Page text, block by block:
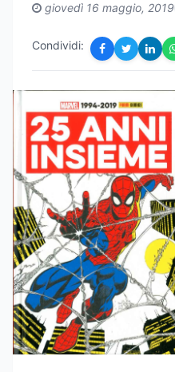
giovedì 16 maggio, 2019
Condividi: